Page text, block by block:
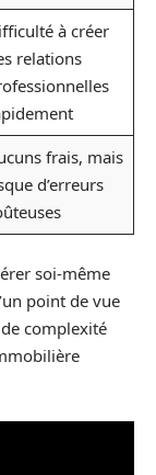
à créer
relations
frais, mais
d’erreurs
soi-même
point de vue
complexité